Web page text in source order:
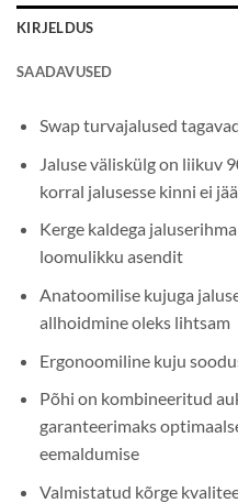
KIRJELDUS
SAADAVUSED
Swap turvajalused
Jaluse väliskülg on liikuv
korral jalusesse kinni ei
Kerge kaldega
loomulikku asendit
Anatoomilise kujuga
allhoidmine oleks lihtsam
Ergonoomiline kuju
Põhi on kombineeritud
garanteerimaks
eemaldumise
Valmistatud kõrge